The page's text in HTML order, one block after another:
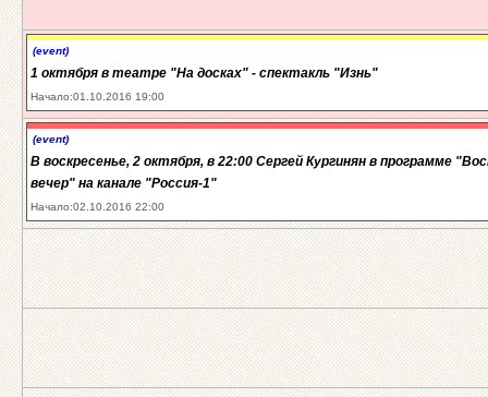
(event)
1 октября в театре "На досках" - спектакль "Изнь"
Начало:01.10.2016 19:00
(event)
В воскресенье, 2 октября, в 22:00 Сергей Кургинян в программе
вечер" на канале "Россия-1"
Начало:02.10.2016 22:00